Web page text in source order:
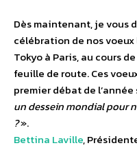
Dès maintenant, je vous
célébration de nos voeux
Tokyo à Paris, au cours
feuille de route. Ces
premier débat de l’année
un dessein mondial pour
?».
Bettina Laville,